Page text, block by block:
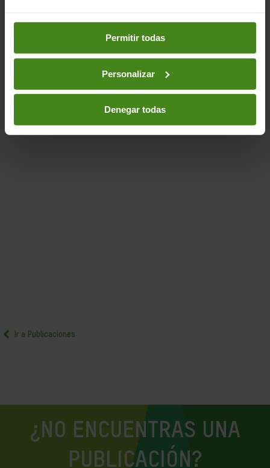
preferencias accediendo a nuestraPolítica de Cookieso
en los botones facilitados a continuación:
Permitir todas
Personalizar
Denegar todas
Acción Humanitaria-Ciudadanía- Gobernabilidad y
Derechos Humanos-Conflictos- Armas- Paz y
Sector privado
Ir a Publicaciones
¿NO ENCUENTRAS UNA
PUBLICACIÓN?